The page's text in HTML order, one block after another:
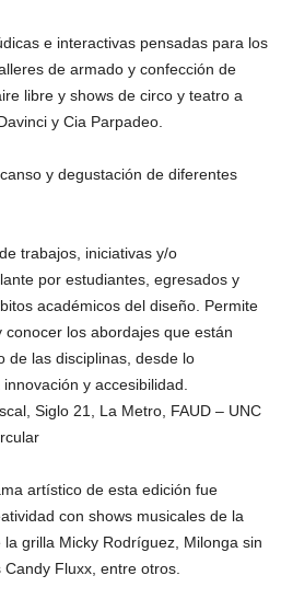
e interactivas pensadas para los
de armado y confección de
libre y shows de circo y teatro a
y Cia Parpadeo.
y degustación de diferentes
trabajos, iniciativas y/o
por estudiantes, egresados y
académicos del diseño. Permite
los abordajes que están
de las disciplinas, desde lo
y accesibilidad.
Siglo 21, La Metro, FAUD – UNC
artístico de esta edición fue
con shows musicales de la
grilla Micky Rodríguez, Milonga sin
Fluxx, entre otros.